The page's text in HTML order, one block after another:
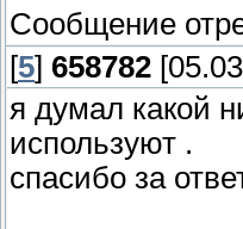
Сообщение
[5] 658782
я думал какой
используют .
спасибо за